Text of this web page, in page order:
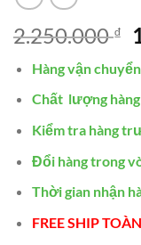
2.250.000₫
Hàng vận
Chất lượng hàng
Kiểm tra hàng
Đổi hàng trong
Thời gian nhận
FREE SHIP